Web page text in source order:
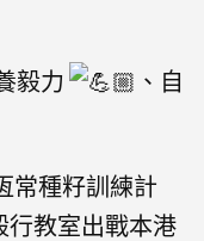
毅力
、自
常種籽訓練計
行教室出戰本港